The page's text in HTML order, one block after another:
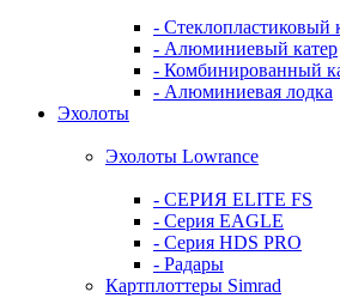
- Cтеклопластиковый
- Алюминиевый катер
- Комбинированный
- Алюминиевая лодка
Эхолоты
Эхолоты Lowrance
- СЕРИЯ ELITE FS
- Серия EAGLE
- Серия HDS PRO
- Радары
Картплоттеры Simrad